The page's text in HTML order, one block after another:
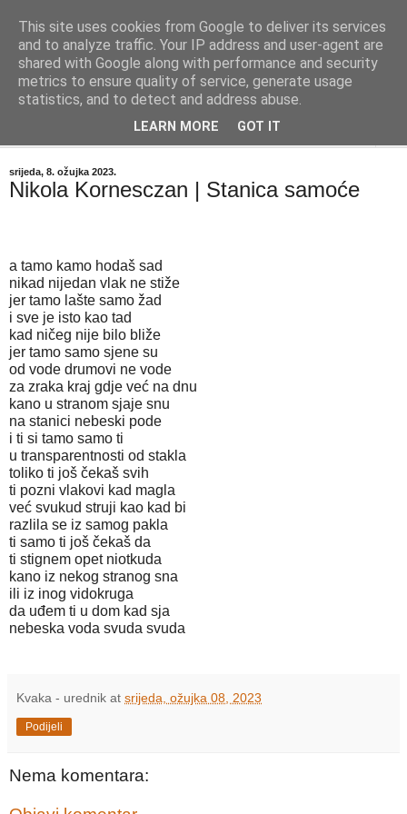
"Kvaka"
Časopis za književnost ISSN 2459-5632
srijeda, 8. ožujka 2023.
Nikola Kornesczan | Stanica samoće
a tamo kamo hodaš sad
nikad nijedan vlak ne stiže
jer tamo lašte samo žad
i sve je isto kao tad
kad ničeg nije bilo bliže
jer tamo samo sjene su
od vode drumovi ne vode
za zraka kraj gdje već na dnu
kano u stranom sjaje snu
na stanici nebeski pode
i ti si tamo samo ti
u transparentnosti od stakla
toliko ti još čekaš svih
ti pozni vlakovi kad magla
već svukud struji kao kad bi
razlila se iz samog pakla
ti samo ti još čekaš da
ti stignem opet niotkuda
kano iz nekog stranog sna
ili iz inog vidokruga
da uđem ti u dom kad sja
nebeska voda svuda svuda
Kvaka - urednik at srijeda, ožujka 08, 2023
Podijeli
Nema komentara:
This site uses cookies from Google to deliver its services
and to analyze traffic. Your IP address and user-agent are
shared with Google along with performance and security
metrics to ensure quality of service, generate usage
statistics, and to detect and address abuse.
LEARN MORE GOT IT